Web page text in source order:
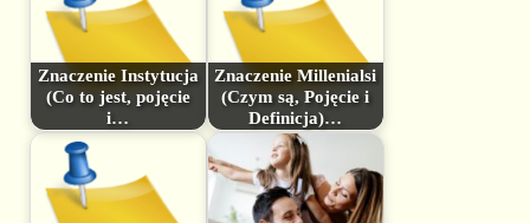
Znaczenie Instytucja
(Co to jest, pojęcie
i…
Znaczenie Millenialsi
(Czym są, Pojęcie i
Definicja)…